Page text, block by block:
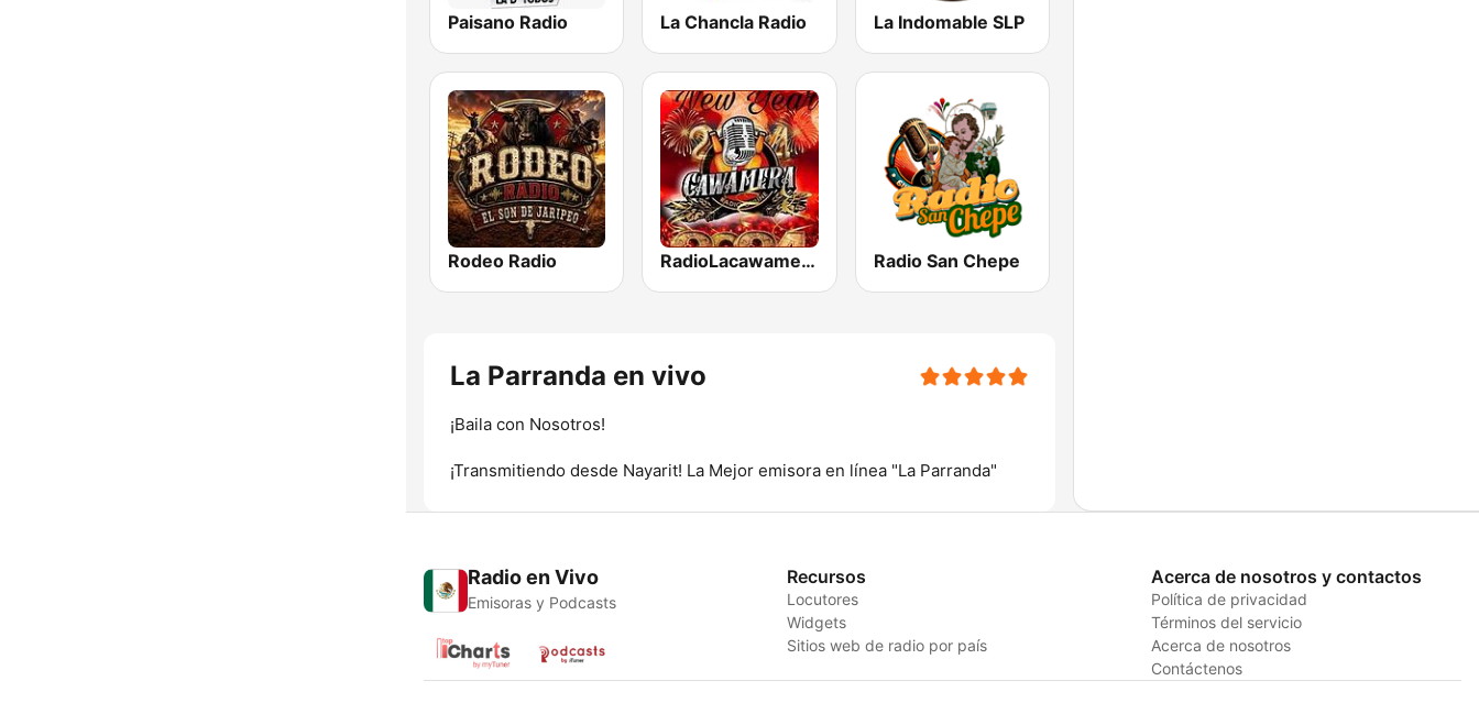
Paisano Radio La Chancla Radio La Indomable SLP
Rodeo Radio RadioLacawamera.com Radio San Chepe
La Parranda en vivo
¡Baila con Nosotros!
¡Transmitiendo desde Nayarit! La Mejor emisora en línea "La Parranda"
Radio en Vivo
Emisoras y Podcasts
Recursos
Locutores
Widgets
Sitios web de radio por país
Acerca de nosotros y contactos
Política de privacidad
Términos del servicio
Acerca de nosotros
Contáctenos